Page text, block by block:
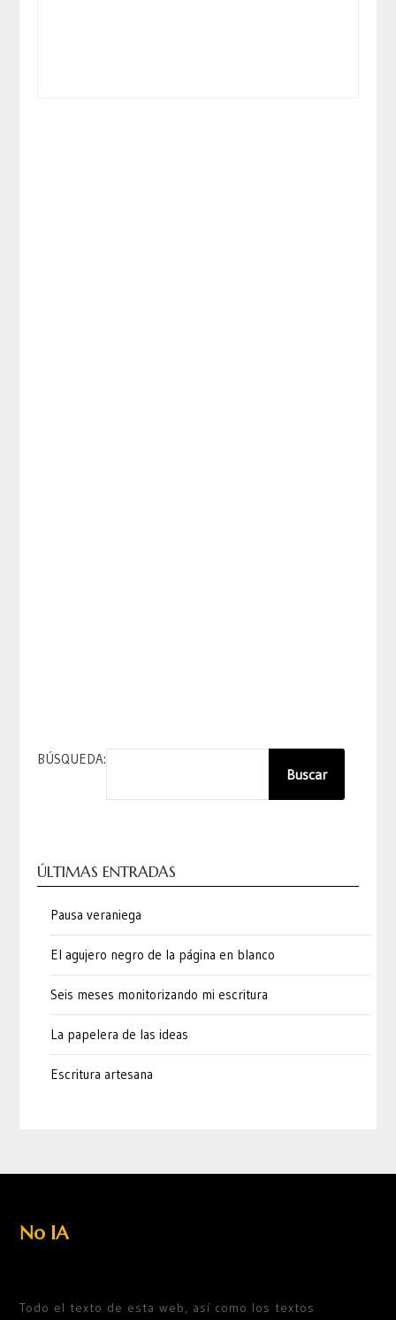
BÚSQUEDA:
Buscar
ÚLTIMAS ENTRADAS
Pausa veraniega
El agujero negro de la página en blanco
Seis meses monitorizando mi escritura
La papelera de las ideas
Escritura artesana
No IA
Todo el texto de esta web, así como los textos